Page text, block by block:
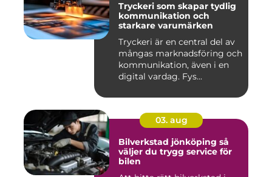
Tryckeri som skapar tydlig
kommunikation och
starkare varumärken
Tryckeri är en central del av
mångas marknadsföring och
kommunikation, även i en
digital vardag. Fys...
03. aug
Bilverkstad jönköping så
väljer du trygg service för
bilen